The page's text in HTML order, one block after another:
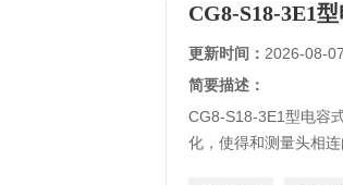
CG8-S18-3E1
更新时间： 2026-08-07
简要描述：
CG8-S18-3E1型电容
化，使得和测量头相